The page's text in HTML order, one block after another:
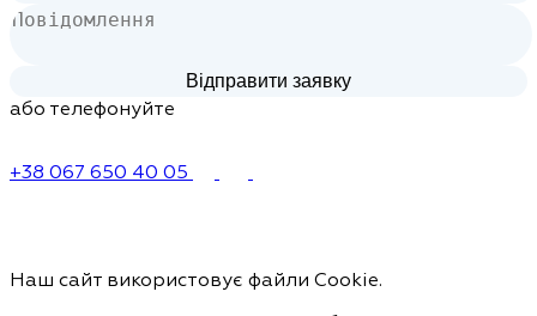
або телефонуйте
+38 067 650 40 05
Наш сайт використовує файли Cookie.